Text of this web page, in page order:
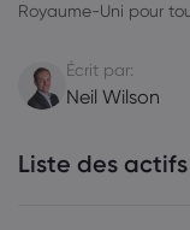
Royaume-Uni pour
Écrit par:
Neil Wilson
Liste des actifs